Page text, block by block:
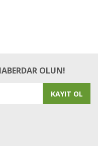
OLUN!
KAYIT OL